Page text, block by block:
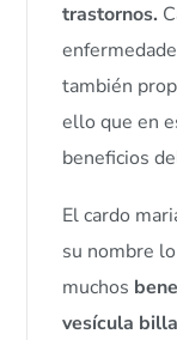
trastornos.
también
ello que en
beneficios
El cardo
su nombre
muchos
vesícula